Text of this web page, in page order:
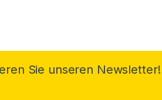
Sie unseren Newsletter!